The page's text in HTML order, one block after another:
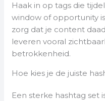
Haak in op tags die
window of opportunity
zorg dat je content
leveren vooral
betrokkenheid.
Hoe kies je de juiste
Een sterke hashtag set